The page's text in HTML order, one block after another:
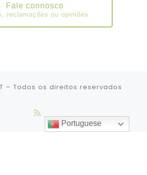
Fale connosco
reclamações ou opiniões
– Todos os direitos reservados
Portuguese